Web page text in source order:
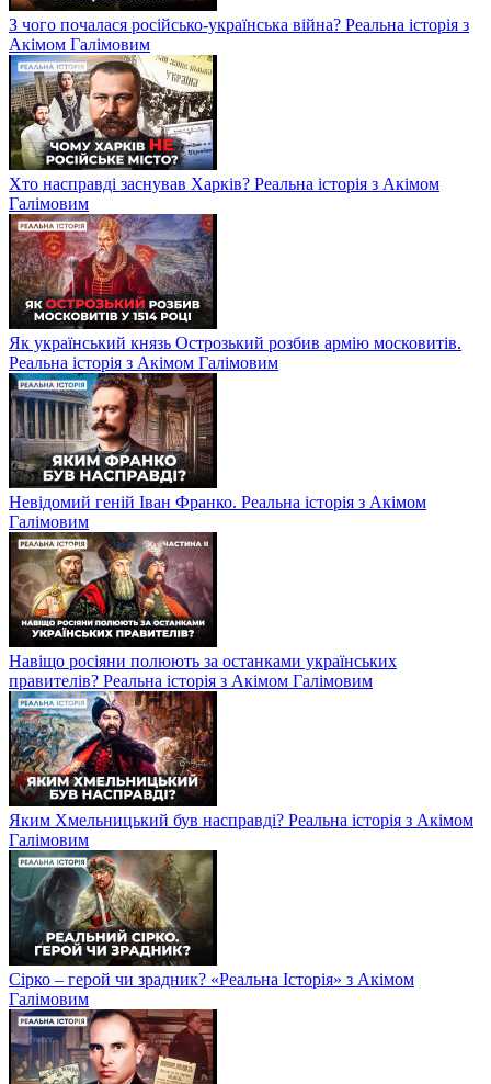
З чого почалася російсько-українська війна? Реальна історія з
Акімом Галімовим
Хто насправді заснував Харків? Реальна історія з Акімом
Галімовим
Як український князь Острозький розбив армію московитів.
Реальна історія з Акімом Галімовим
Невідомий геній Іван Франко. Реальна історія з Акімом
Галімовим
Навіщо росіяни полюють за останками українських
правителів? Реальна історія з Акімом Галімовим
Яким Хмельницький був насправді? Реальна історія з Акімом
Галімовим
Сірко – герой чи зрадник? «Реальна Історія» з Акімом
Галімовим